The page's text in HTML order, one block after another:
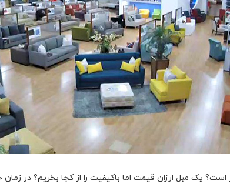
است؟ یک مبل ارزان قیمت اما باکیفیت را از کجا بخریم؟ در